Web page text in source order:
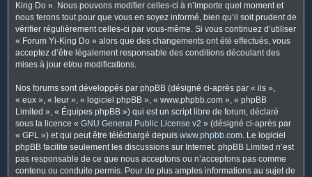
King Do ». Nous pouvons modifier celles-ci à n’importe quel moment et
nous ferons tout pour que vous en soyez informé, bien qu’il soit prudent de
vérifier régulièrement celles-ci par vous-même. Si vous continuez d’utiliser
« Forum Yi-King Do » alors que des changements ont été effectués, vous
acceptez d’être légalement responsable des conditions découlant des
mises à jour et/ou modifications.
Nos forums sont développés par phpBB (désigné ci-après par « ils »,
« eux », « leur », « logiciel phpBB », « www.phpbb.com », « phpBB
Limited », « Équipes phpBB ») qui est un script libre de forum, déclaré
sous la licence « GNU General Public License v2 » (désigné ci-après par
« GPL ») et qui peut être téléchargé depuis www.phpbb.com. Le logiciel
phpBB facilite seulement les discussions sur Internet. phpBB Limited n’est
pas responsable de ce que nous acceptons ou n’acceptons pas comme
contenu ou conduite permis. Pour de plus amples informations au sujet de